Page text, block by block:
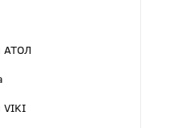
АТОЛ
VIKI